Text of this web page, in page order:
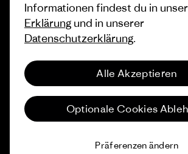
© 2026 Patagonia, Inc. All Rights Reserved.
Deutsch
Informationen findest du in
Erklärung und in unserer
Datenschutzerklärung.
Alle Akzeptieren
Optionale Cookies
Präferenzen ändern